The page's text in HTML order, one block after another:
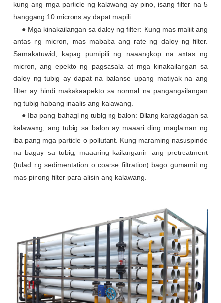
kung ang mga particle ng kalawang ay pino, isang filter na 5
hanggang 10 microns ay dapat mapili.
● Mga kinakailangan sa daloy ng filter: Kung mas maliit ang
antas ng micron, mas mababa ang rate ng daloy ng filter.
Samakatuwid, kapag pumipili ng naaangkop na antas ng
micron, ang epekto ng pagsasala at mga kinakailangan sa
daloy ng tubig ay dapat na balanse upang matiyak na ang
filter ay hindi makakaapekto sa normal na pangangailangan
ng tubig habang inaalis ang kalawang.
● Iba pang bahagi ng tubig ng balon: Bilang karagdagan sa
kalawang, ang tubig sa balon ay maaari ding maglaman ng
iba pang mga particle o pollutant. Kung maraming nasuspinde
na bagay sa tubig, maaaring kailanganin ang pretreatment
(tulad ng sedimentation o coarse filtration) bago gumamit ng
mas pinong filter para alisin ang kalawang.